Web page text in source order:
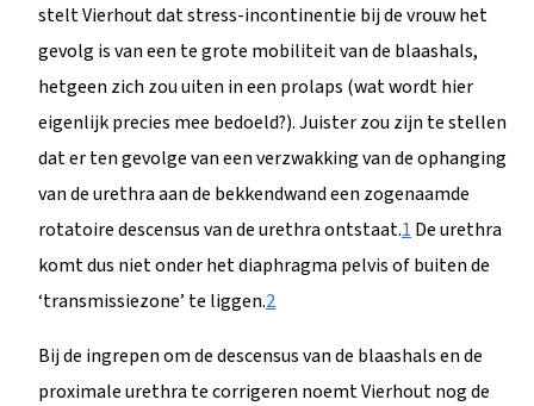
stelt Vierhout dat stress-incontinentie bij de vrouw het
gevolg is van een te grote mobiliteit van de blaashals,
hetgeen zich zou uiten in een prolaps (wat wordt hier
eigenlijk precies mee bedoeld?). Juister zou zijn te stellen
dat er ten gevolge van een verzwakking van de ophanging
van de urethra aan de bekkendwand een zogenaamde
rotatoire descensus van de urethra ontstaat.1 De urethra
komt dus niet onder het diaphragma pelvis of buiten de
‘transmissiezone’ te liggen.2
Bij de ingrepen om de descensus van de blaashals en de
proximale urethra te corrigeren noemt Vierhout nog de